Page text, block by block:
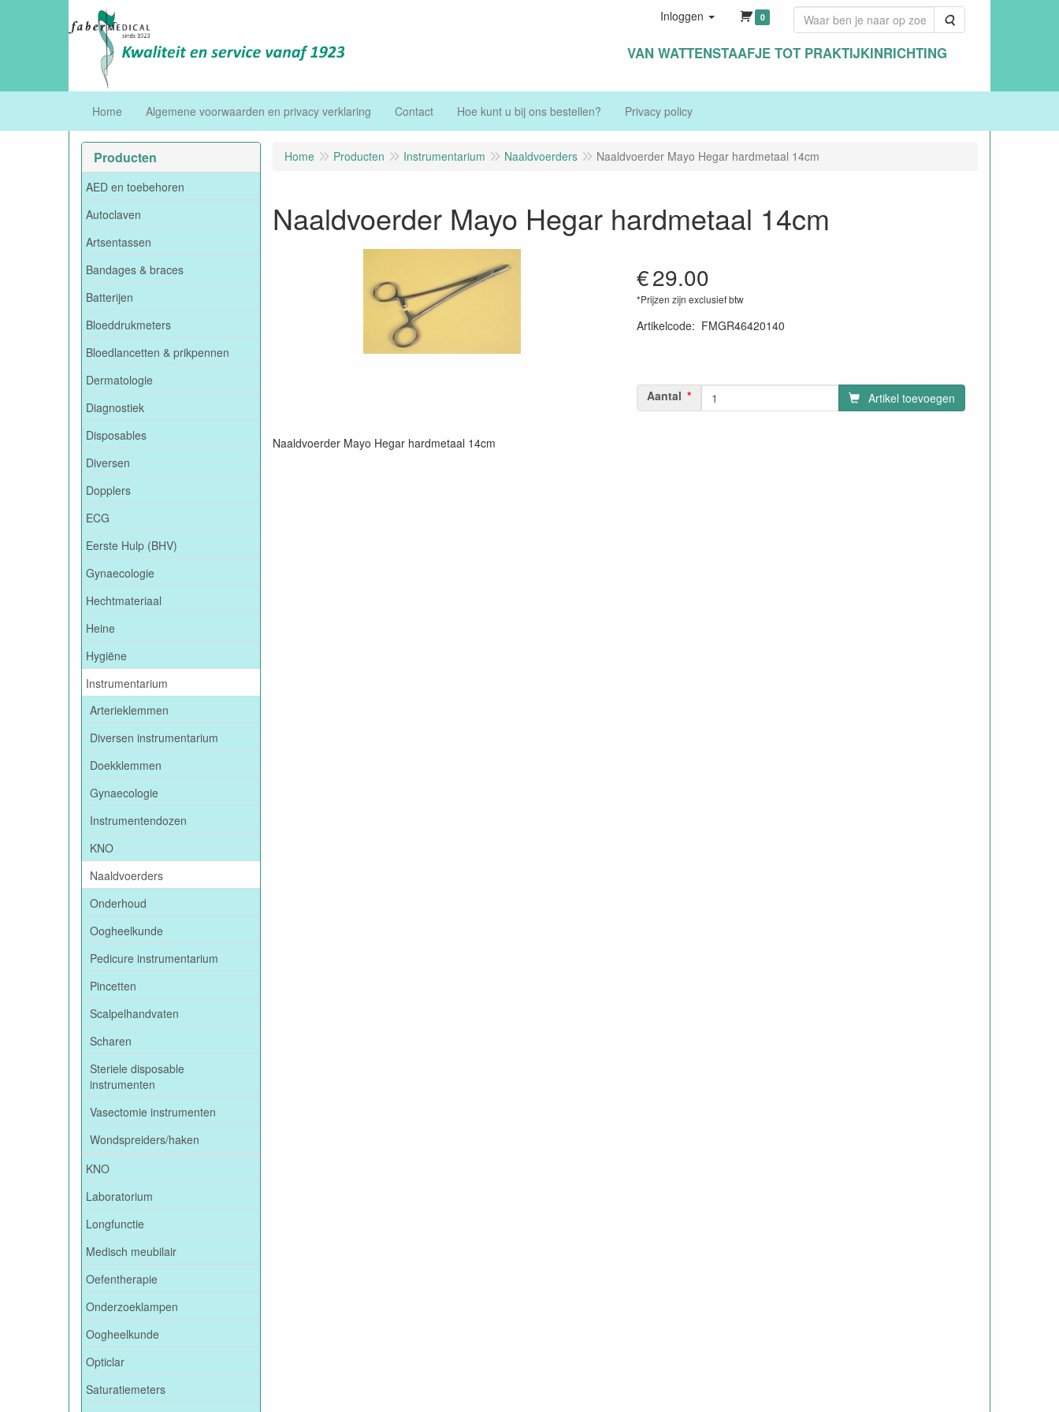
VAN WATTENSTAAFJE TOT PRAKTIJKINRICHTING
Inloggen 0 Zoeken
Home Algemene voorwaarden en privacy verklaring Contact Hoe kunt u bij ons bestellen? Privacy policy
Producten
AED en toebehoren
Autoclaven
Artsentassen
Bandages & braces
Batterijen
Bloeddrukmeters
Bloedlancetten & prikpennen
Dermatologie
Diagnostiek
Disposables
Diversen
Dopplers
ECG
Eerste Hulp (BHV)
Gynaecologie
Hechtmateriaal
Heine
Hygiëne
Instrumentarium
Arterieklemmen
Diversen instrumentarium
Doekklemmen
Gynaecologie
Instrumentendozen
KNO
Naaldvoerders
Onderhoud
Oogheelkunde
Pedicure instrumentarium
Pincetten
Scalpelhandvaten
Scharen
Steriele disposable
instrumenten
Vasectomie instrumenten
Wondspreiders/haken
KNO
Laboratorium
Longfunctie
Medisch meubilair
Oefentherapie
Onderzoeklampen
Oogheelkunde
Opticlar
Saturatiemeters
Home Producten Instrumentarium Naaldvoerders Naaldvoerder Mayo Hegar hardmetaal 14cm
Naaldvoerder Mayo Hegar hardmetaal 14cm
€29.00
*Prijzen zijn exclusief btw
Artikelcode: FMGR46420140
Aantal Artikel toevoegen
Naaldvoerder Mayo Hegar hardmetaal 14cm